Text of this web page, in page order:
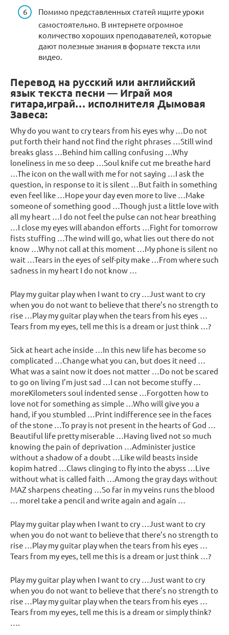
Помимо представленных статей ищите уроки
самостоятельно. В интернете огромное
количество хороших преподавателей, которые
дают полезные знания в формате текста или
видео.
Перевод на русский или английский
язык текста песни — Играй моя
гитара,играй… исполнителя Дымовая
Завеса:
Why do you want to cry tears from his eyes why …Do not
put forth their hand not find the right phrases …Still wind
breaks glass …Behind him calling confusing …Why
loneliness in me so deep …Soul knife cut me breathe hard
…The icon on the wall with me for not saying …I ask the
question, in response to it is silent …But faith in something
even feel like …Hope your day even more to live …Make
someone of something good …Though just a little love with
all my heart …I do not feel the pulse can not hear breathing
…I close my eyes will abandon efforts …Fight for tomorrow
fists stuffing …The wind will go, what lies out there do not
know …Why not call at this moment …My phone is silent no
wait …Tears in the eyes of self-pity make …From where such
sadness in my heart I do not know …
Play my guitar play when I want to cry …Just want to cry
when you do not want to believe that there’s no strength to
rise …Play my guitar play when the tears from his eyes …
Tears from my eyes, tell me this is a dream or just think …?
Sick at heart ache inside …In this new life has become so
complicated …Change what you can, but does it need …
What was a saint now it does not matter …Do not be scared
to go on living I’m just sad …I can not become stuffy …
moreKilometers soul indented sense …Forgotten how to
love not for something as simple …Who will give you a
hand, if you stumbled …Print indifference see in the faces
of the stone …To pray is not present in the hearts of God …
Beautiful life pretty miserable …Having lived not so much
knowing the pain of deprivation …Administer justice
without a shadow of a doubt …Like wild beasts inside
kopim hatred …Claws clinging to fly into the abyss …Live
without what is called faith …Among the gray days without
MAZ sharpens cheating …So far in my veins runs the blood
… moreI take a pencil and write again and again …
Play my guitar play when I want to cry …Just want to cry
when you do not want to believe that there’s no strength to
rise …Play my guitar play when the tears from his eyes …
Tears from my eyes, tell me this is a dream or just think …?
Play my guitar play when I want to cry …Just want to cry
when you do not want to believe that there’s no strength to
rise …Play my guitar play when the tears from his eyes …
Tears from my eyes, tell me this is a dream or simply think?